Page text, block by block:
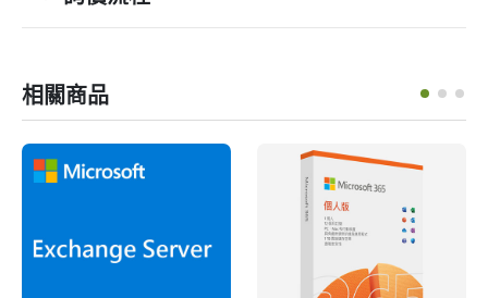
相關商品